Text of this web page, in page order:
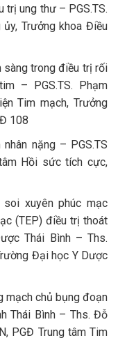
trị ung thư – PGS.TS.
Trưởng khoa Điều
sàng trong điều trị rối
– PGS.TS. Phạm
Tim mạch, Trưởng
108
nặng – PGS.TS
Hồi sức tích cực,
xuyên phúc mạc
(TEP) điều trị thoát
Thái Bình – Ths.
Đại học Y Dược
mạch chủ bụng đoạn
Thái Bình – Ths. Đỗ
PGĐ Trung tâm Tim